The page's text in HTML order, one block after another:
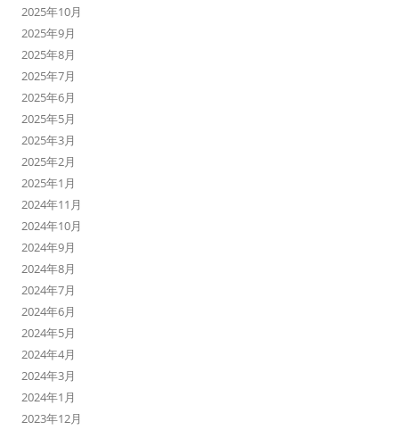
2025年10月
2025年9月
2025年8月
2025年7月
2025年6月
2025年5月
2025年3月
2025年2月
2025年1月
2024年11月
2024年10月
2024年9月
2024年8月
2024年7月
2024年6月
2024年5月
2024年4月
2024年3月
2024年1月
2023年12月